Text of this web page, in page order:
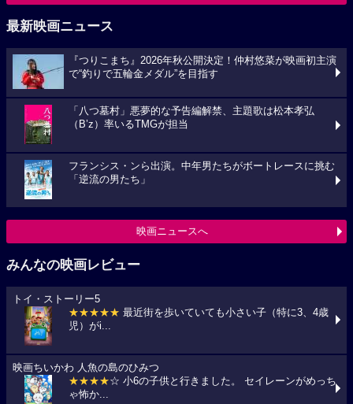
最新映画ニュース
『つりこまち』2026年秋公開決定！仲村悠菜が映画初主演
で“釣りで五輪金メダル”を目指す
「八つ墓村」悪夢的な予告編解禁、主題歌は松本孝弘
（B’z）率いるTMGが担当
フランシス・ンら出演。中年男たちがボートレースに挑む
「逆流の男たち」
映画ニュースへ
みんなの映画レビュー
トイ・ストーリー5
★★★★★ 最近街を歩いていても小さい子（特に3、4歳
児）がi...
映画ちいかわ 人魚の島のひみつ
★★★★☆ 小6の子供と行きました。 セイレーンがめっち
ゃ怖か...